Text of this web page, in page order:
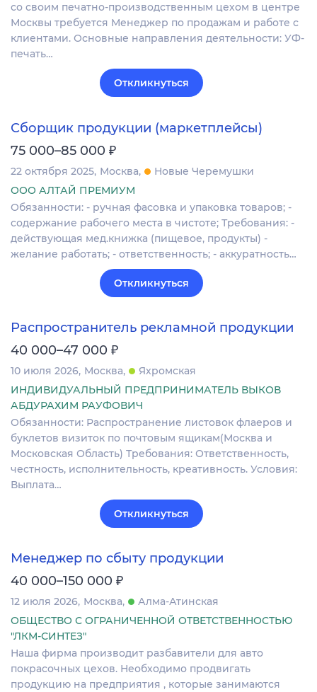
со своим печатно-производственным цехом в центре
Москвы требуется Менеджер по продажам и работе с
клиентами. Основные направления деятельности: УФ-
печать…
Откликнуться
Сборщик продукции (маркетплейсы)
75 000–85 000 ₽
22 октября 2025 Москва
Новые Черемушки
ООО АЛТАЙ ПРЕМИУМ
Обязанности: - ручная фасовка и упаковка товаров; -
содержание рабочего места в чистоте; Требования: -
действующая мед.книжка (пищевое, продукты) -
желание работать; - ответственность; - аккуратность…
Откликнуться
Распространитель рекламной продукции
40 000–47 000 ₽
10 июля 2026 Москва
Яхромская
ИНДИВИДУАЛЬНЫЙ ПРЕДПРИНИМАТЕЛЬ ВЫКОВ
АБДУРАХИМ РАУФОВИЧ
Обязанности: Распространение листовок флаеров и
буклетов визиток по почтовым ящикам(Москва и
Московская Область) Требования: Ответственность,
честность, исполнительность, креативность. Условия:
Выплата…
Откликнуться
Менеджер по сбыту продукции
40 000–150 000 ₽
12 июля 2026 Москва
Алма-Атинская
ОБЩЕСТВО С ОГРАНИЧЕННОЙ ОТВЕТСТВЕННОСТЬЮ
"ЛКМ-СИНТЕЗ"
Наша фирма производит разбавители для авто
покрасочных цехов. Необходимо продвигать
продукцию на предприятия , которые занимаются